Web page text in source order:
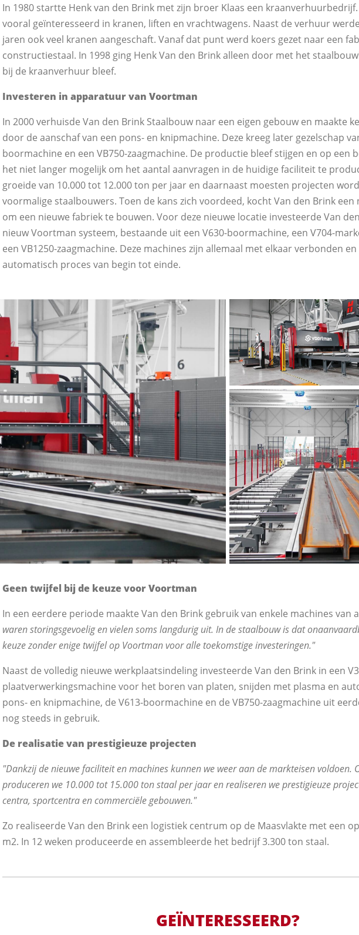
In 1980 startte Henk van den Brink met zijn broer Klaas een
vooral geïnteresseerd in kranen, liften en vrachtwagens. Naast de verhuur
jaren ook veel kranen aangeschaft. Vanaf dat punt werd koers gezet naar een
constructiestaal. In 1998 ging Henk Van den Brink alleen door met het
bij de kraanverhuur bleef.
Investeren in apparatuur van Voortman
In 2000 verhuisde Van den Brink Staalbouw naar een eigen gebouw en maakte
door de aanschaf van een pons- en knipmachine. Deze kreeg later gezelschap
boormachine en een VB750-zaagmachine. De productie bleef stijgen en op een
het niet langer mogelijk om het aantal aanvragen in de huidige faciliteit te
groeide van 10.000 tot 12.000 ton per jaar en daarnaast moesten projecten
voormalige staalbouwers. Toen de kans zich voordeed, kocht Van den Brink een
om een nieuwe fabriek te bouwen. Voor deze nieuwe locatie investeerde Van
nieuw Voortman systeem, bestaande uit een V630-boormachine, een V704-
een VB1250-zaagmachine. Deze machines zijn allemaal met elkaar verbonden
automatisch proces van begin tot einde.
Geen twijfel bij de keuze voor Voortman
In een eerdere periode maakte Van den Brink gebruik van enkele machines van
waren storingsgevoelig en vielen soms langdurig uit. In de staalbouw is dat
keuze zonder enige twijfel op Voortman voor alle toekomstige investeringen."
Naast de volledig nieuwe werkplaatsindeling investeerde Van den Brink in een
plaatverwerkingsmachine voor het boren van platen, snijden met plasma en
pons- en knipmachine, de V613-boormachine en de VB750-zaagmachine uit
nog steeds in gebruik.
De realisatie van prestigieuze projecten
"Dankzij de nieuwe faciliteit en machines kunnen we weer aan de markteisen voldoen.
produceren we 10.000 tot 15.000 ton staal per jaar en realiseren we prestigieuze
centra, sportcentra en commerciële gebouwen."
Zo realiseerde Van den Brink een logistiek centrum op de Maasvlakte met een
m2. In 12 weken produceerde en assembleerde het bedrijf 3.300 ton staal.
GEÏNTERESSEERD?